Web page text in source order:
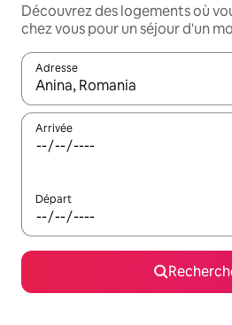
Découvrez des logements où
chez vous pour un séjour d'un
Adresse
Lorsque les résultats s'affichent,
Arrivée
Départ